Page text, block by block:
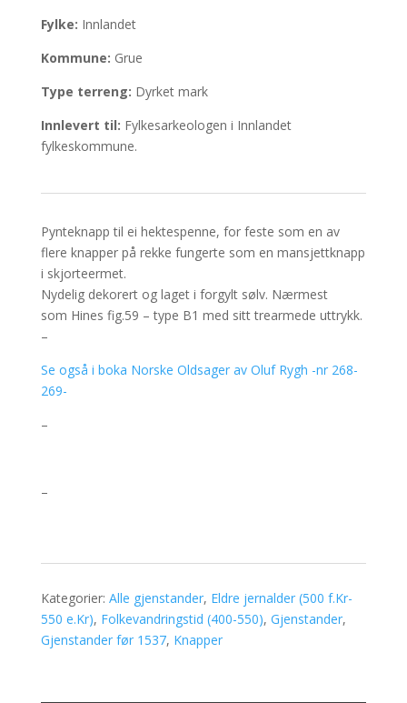
Fylke: Innlandet
Kommune: Grue
Type terreng: Dyrket mark
Innlevert til: Fylkesarkeologen i Innlandet
fylkeskommune.
Pynteknapp til ei hektespenne, for feste som en av
flere knapper på rekke fungerte som en mansjettknapp
i skjorteermet.
Nydelig dekorert og laget i forgylt sølv. Nærmest
som Hines fig.59 – type B1 med sitt trearmede uttrykk.
–
Se også i boka Norske Oldsager av Oluf Rygh -nr 268-
269-
–
–
Kategorier: Alle gjenstander, Eldre jernalder (500 f.Kr-
550 e.Kr), Folkevandringstid (400-550), Gjenstander,
Gjenstander før 1537, Knapper